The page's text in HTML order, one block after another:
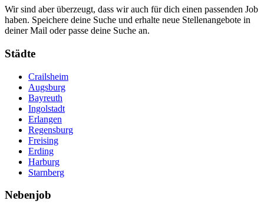
Wir sind aber überzeugt, dass wir auch für dich einen passenden Job
haben. Speichere deine Suche und erhalte neue Stellenangebote in
deiner Mail oder passe deine Suche an.
Städte
Crailsheim
Augsburg
Bayreuth
Ingolstadt
Erlangen
Regensburg
Freising
Erding
Harburg
Starnberg
Nebenjob